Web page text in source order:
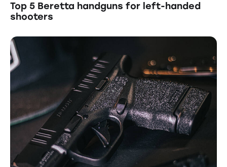
Top 5 Beretta handguns for left-handed
shooters